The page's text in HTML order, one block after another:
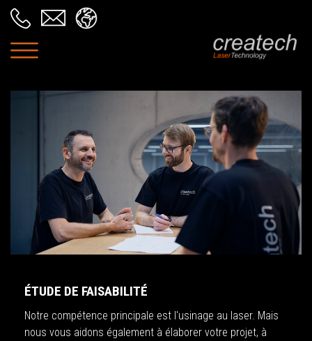
ÉTUDE DE FAISABILITÉ
Notre compétence principale est l'usinage au laser. Mais
nous vous aidons également à élaborer votre projet, à